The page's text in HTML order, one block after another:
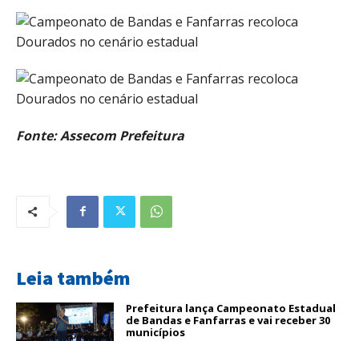
Fonte: Assecom Prefeitura
Leia também
Prefeitura lança Campeonato Estadual
de Bandas e Fanfarras e vai receber 30
municípios